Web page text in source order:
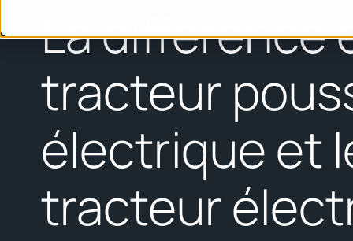
La différence
tracteur
électrique et
tracteur